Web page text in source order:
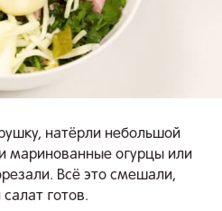
натёрли небольшой
маринованные огурцы или
Всё это смешали,
готов.